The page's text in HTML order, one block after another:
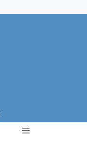
Menu